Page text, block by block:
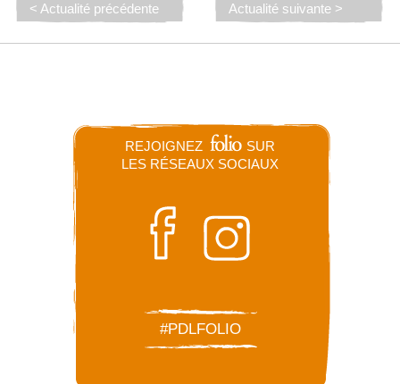
< Actualité précédente Actualité suivante >
REJOIGNEZ
SUR
LES RÉSEAUX SOCIAUX
#PDLFOLIO